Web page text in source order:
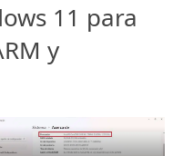
11 para
y